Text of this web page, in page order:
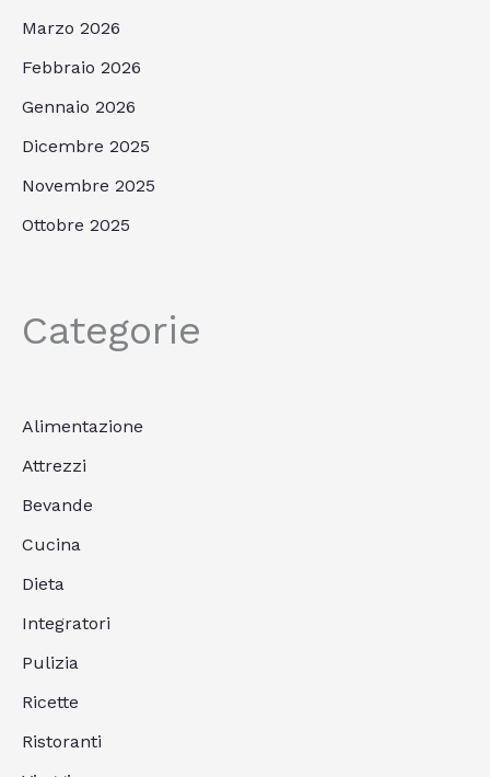
Marzo 2026
Febbraio 2026
Gennaio 2026
Dicembre 2025
Novembre 2025
Ottobre 2025
Categorie
Alimentazione
Attrezzi
Bevande
Cucina
Dieta
Integratori
Pulizia
Ricette
Ristoranti